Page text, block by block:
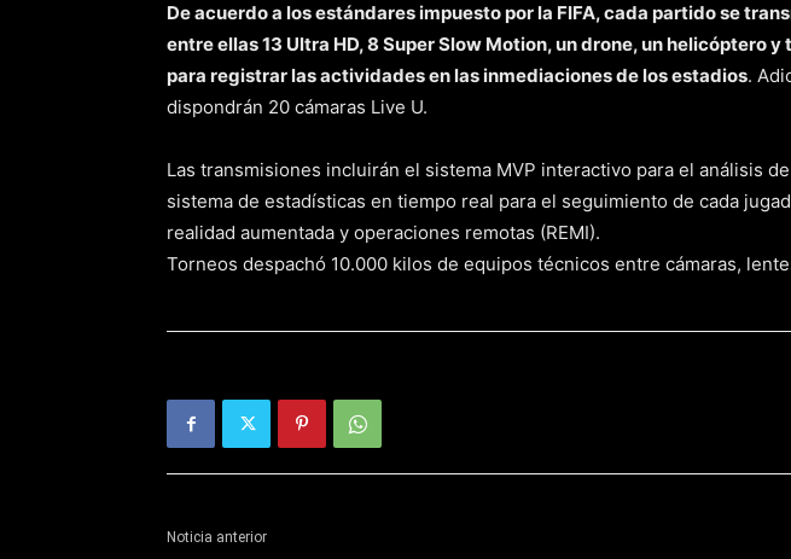
De acuerdo a los estándares impuesto por la FIFA, cada partido se
entre ellas 13 Ultra HD, 8 Super Slow Motion, un drone, un helicóptero
para registrar las actividades en las inmediaciones de los estadios.
dispondrán 20 cámaras Live U.
Las transmisiones incluirán el sistema MVP interactivo para el análisis
sistema de estadísticas en tiempo real para el seguimiento de cada
realidad aumentada y operaciones remotas (REMI).
Torneos despachó 10.000 kilos de equipos técnicos entre cámaras,
Noticia anterior